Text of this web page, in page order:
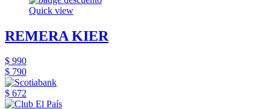
Quick view
REMERA KIER
$ 990
$ 790
$ 672